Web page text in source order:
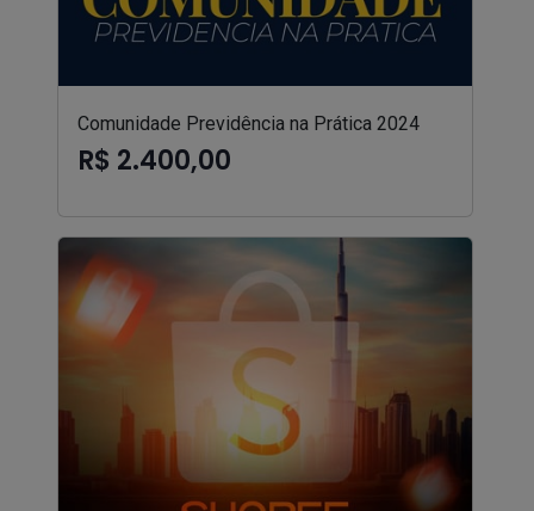
Comunidade Previdência na Prática 2024
R$ 2.400,00